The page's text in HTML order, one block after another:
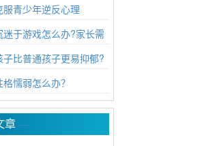
服青少年逆反心理
迷于游戏怎么办?家长需
子比普通孩子更易抑郁?
懦弱怎么办？
章—